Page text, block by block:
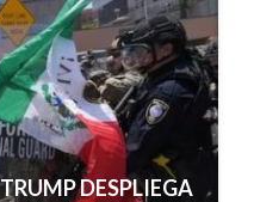
DESPLIEGA